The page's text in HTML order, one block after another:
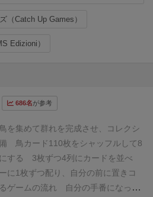
（Catch Up Games）
Edizioni）
686名が参考
を集めて群れを完成させ、コレクシ
鳥カード110枚をシャッフルして8
する
3枚ずつ4列にカードを並べ
に1枚ずつ配り、自分の前に置きコ
ゲームの流れ
自分の手番になった